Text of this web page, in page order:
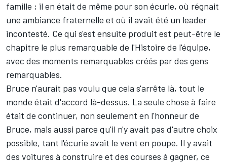
famille ; il en était de même pour son écurie, où régnait
une ambiance fraternelle et où il avait été un leader
incontesté. Ce qui s'est ensuite produit est peut-être le
chapitre le plus remarquable de l'Histoire de l'équipe,
avec des moments remarquables créés par des gens
remarquables.
Bruce n'aurait pas voulu que cela s'arrête là, tout le
monde était d'accord là-dessus. La seule chose à faire
était de continuer, non seulement en l'honneur de
Bruce, mais aussi parce qu'il n'y avait pas d'autre choix
possible, tant l'écurie avait le vent en poupe. Il y avait
des voitures à construire et des courses à gagner, ce